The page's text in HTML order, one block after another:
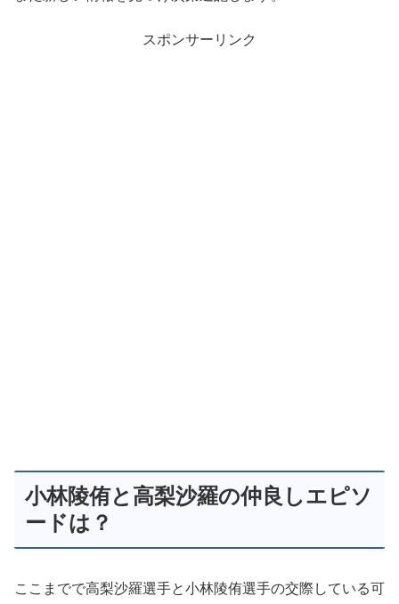
スポンサーリンク
小林陵侑と高梨沙羅の仲良しエピソ
ードは？
ここまでで高梨沙羅選手と小林陵侑選手の交際している可